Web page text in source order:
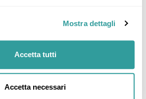
Mostra dettagli
Accetta tutti
Accetta necessari
Pergine Valsugana TN, Italia